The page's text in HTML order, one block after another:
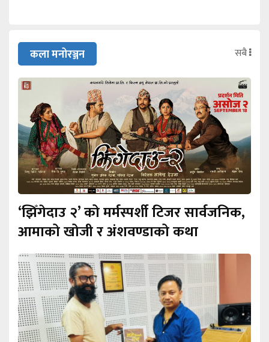
कला मनोरञ्जन सबै
‘झिँगेदाउ २’ को मर्मस्पर्शी टिजर सार्वजनिक,
आमाको खोजी र अंशवण्डाको कथा